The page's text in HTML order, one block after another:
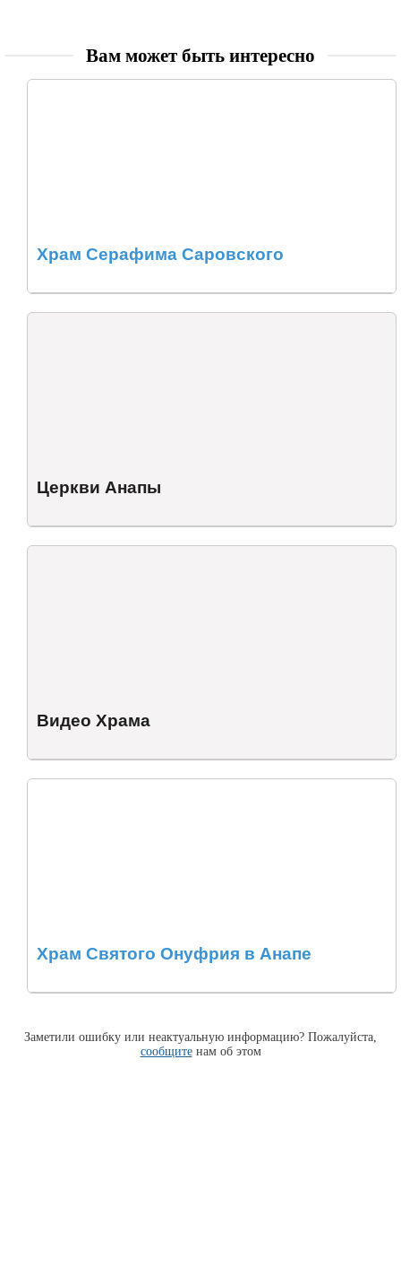
Вам может быть интересно
Храм Серафима Саровского
Церкви Анапы
Видео Храма
Храм Святого Онуфрия в Анапе
Заметили ошибку или неактуальную информацию? Пожалуйста,
сообщитенам об этом